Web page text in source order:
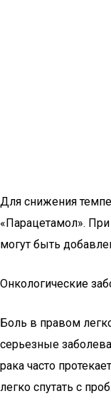
Для снижения
«Парацетамол».
могут быть
Онкологические
Боль в правом
серьезные
рака часто
легко спутать с